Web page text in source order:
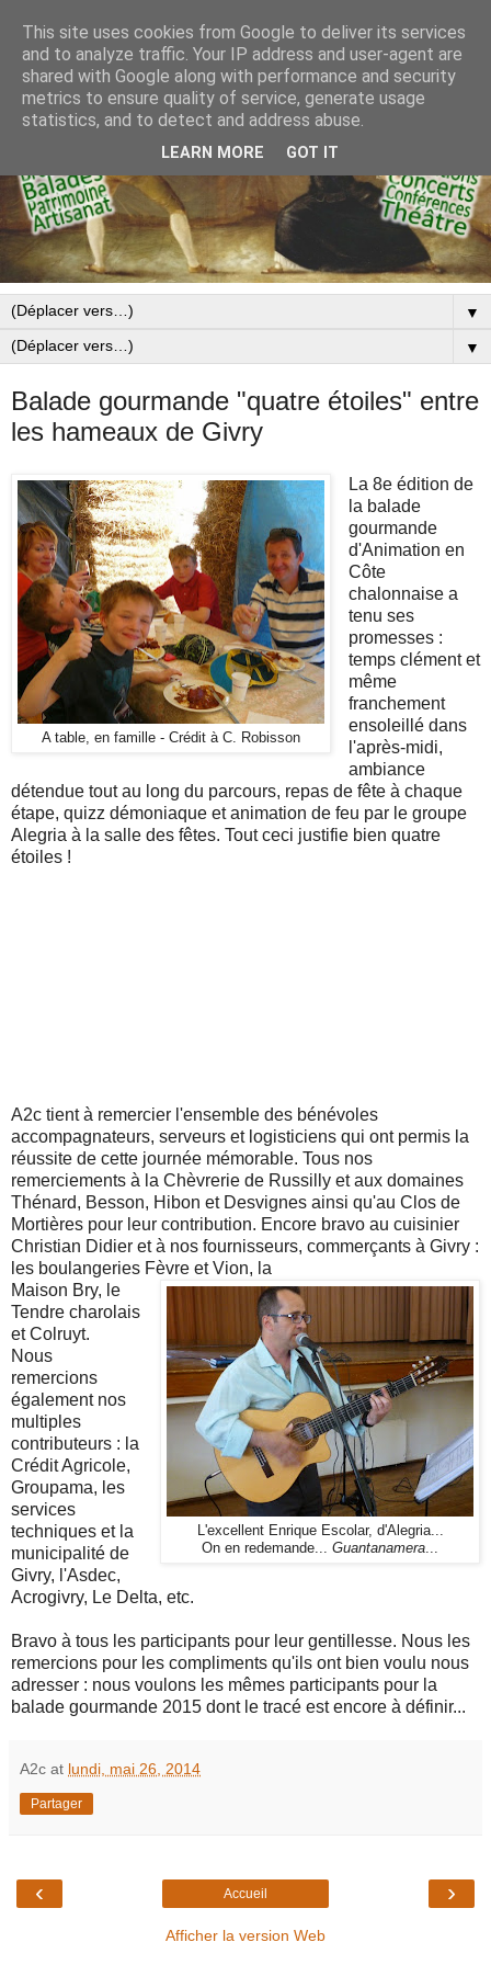
▼
▼
Balade gourmande "quatre étoiles" entre
les hameaux de Givry
A table, en famille - Crédit à C. Robisson
La 8e édition de
la balade
gourmande
d'Animation en
Côte
chalonnaise a
tenu ses
promesses :
temps clément et
même
franchement
ensoleillé dans
l'après-midi,
ambiance
détendue tout au long du parcours, repas de fête à chaque
étape, quizz démoniaque et animation de feu par le groupe
Alegria à la salle des fêtes. Tout ceci justifie bien quatre
étoiles !
A2c tient à remercier l'ensemble des bénévoles
accompagnateurs, serveurs et logisticiens qui ont permis la
réussite de cette journée mémorable. Tous nos
remerciements à la Chèvrerie de Russilly et aux domaines
Thénard, Besson, Hibon et Desvignes ainsi qu'au Clos de
Mortières pour leur contribution. Encore bravo au cuisinier
Christian Didier et à nos fournisseurs, commerçants à Givry :
les boulangeries Fèvre et Vion, la
L'excellent Enrique Escolar, d'Alegria...
On en redemande... Guantanamera...
Maison Bry, le
Tendre charolais
et Colruyt.
Nous
remercions
également nos
multiples
contributeurs : la
Crédit Agricole,
Groupama, les
services
techniques et la
municipalité de
Givry, l'Asdec,
Acrogivry, Le Delta, etc.
Bravo à tous les participants pour leur gentillesse. Nous les
remercions pour les compliments qu'ils ont bien voulu nous
adresser : nous voulons les mêmes participants pour la
balade gourmande 2015 dont le tracé est encore à définir...
A2c at lundi, mai 26, 2014
Partager
‹ ›
Accueil
Afficher la version Web
This site uses cookies from Google to deliver its services
and to analyze traffic. Your IP address and user-agent are
shared with Google along with performance and security
metrics to ensure quality of service, generate usage
statistics, and to detect and address abuse.
LEARN MORE GOT IT